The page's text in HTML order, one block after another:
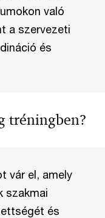
való
a szervezeti
és
tréningben?
vár el, amely
szakmai
és